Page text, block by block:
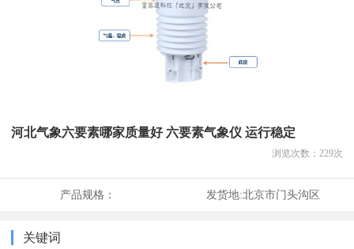
河北气象六要素哪家质量好 六要素气象仪 运行稳定
浏览次数： 229次
产品规格： 发货地:北京市门头沟区
关键词